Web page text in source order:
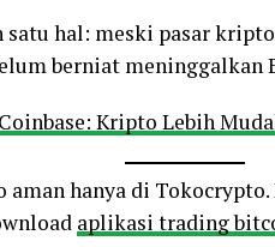
satu hal: meski pasar
berniat meninggalkan
Kripto Lebih
hanya di
aplikasi trading